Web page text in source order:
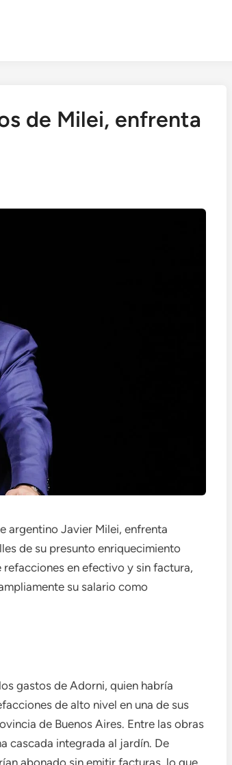
de Milei, enfrenta
argentino Javier Milei, enfrenta
de su presunto enriquecimiento
en efectivo y sin factura,
su salario como
gastos de Adorni, quien habría
de alto nivel en una de sus
de Buenos Aires. Entre las obras
cascada integrada al jardín. De
abonado sin emitir facturas, lo que